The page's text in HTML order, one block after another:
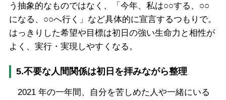
う抽象的なものではなく、「今年、私は○○する、○○
になる、○○へ行く」など具体的に宣言するつもりで。
はっきりした希望や目標は初日の強い生命力と相性が
よく、実行・実現しやすくなる。
5.不要な人間関係は初日を拝みながら整理
2021 年の一年間、自分を苦しめた人や一緒にいる